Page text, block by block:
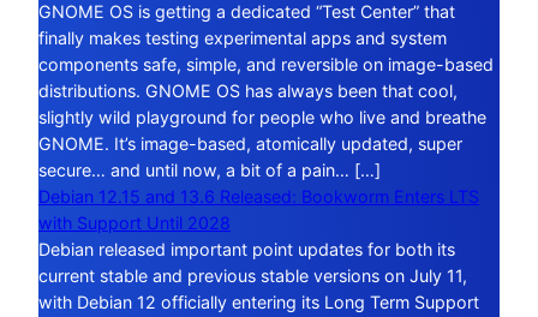
GNOME OS is getting a dedicated “Test Center” that
finally makes testing experimental apps and system
components safe, simple, and reversible on image-based
distributions. GNOME OS has always been that cool,
slightly wild playground for people who live and breathe
GNOME. It’s image-based, atomically updated, super
secure… and until now, a bit of a pain… […]
Debian 12.15 and 13.6 Released: Bookworm Enters LTS
with Support Until 2028
Debian released important point updates for both its
current stable and previous stable versions on July 11,
with Debian 12 officially entering its Long Term Support